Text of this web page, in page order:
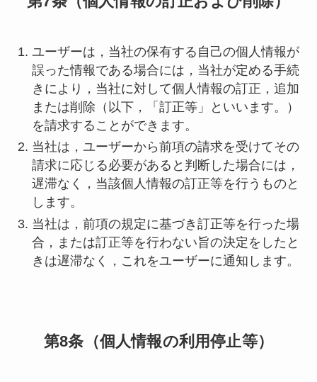
ユーザーは，当社の保有する自己の個人情報が
誤った情報である場合には，当社が定める手続
きにより，当社に対して個人情報の訂正，追加
または削除（以下，「訂正等」といいます。）
を請求することができます。
当社は，ユーザーから前項の請求を受けてその
請求に応じる必要があると判断した場合には，
遅滞なく，当該個人情報の訂正等を行うものと
します。
当社は，前項の規定に基づき訂正等を行った場
合，または訂正等を行わない旨の決定をしたと
きは遅滞なく，これをユーザーに通知します。
第8条（個人情報の利用停止等）